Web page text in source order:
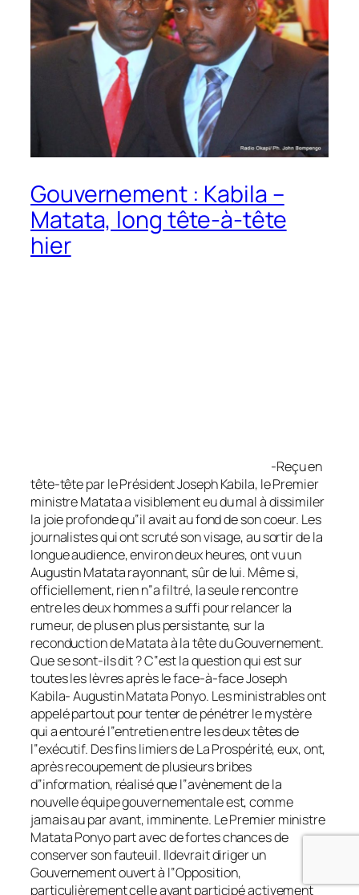
Gouvernement : Kabila –
Matata, long tête-à-tête
hier
reconduction de Matata à la tête du Gouvernement.
Que se sont-ils dit ? C‟est la question qui est sur
toutes les lèvres après le face-à-face Joseph
Kabila- Augustin Matata Ponyo. Les ministrables ont
appelé partout pour tenter de pénétrer le mystère
qui a entouré l‟entretien entre les deux têtes de
l‟exécutif. Des fins limiers de La Prospérité, eux, ont,
après recoupement de plusieurs bribes
d‟information, réalisé que l‟avènement de la
nouvelle équipe gouvernementale est, comme
jamais au par avant, imminente. Le Premier ministre
Matata Ponyo part avec de fortes chances de
conserver son fauteuil. Ildevrait diriger un
Gouvernement ouvert à l‟Opposition,
particulièrement celle ayant participé activement
aux travaux des Concertations nationales. On pense
ici à l‟Opposition dite républicaine chère à Léon
Kengo.On signale aussi la venue des personnalités
politiques en pointe sur le dossier de la révision
constitutionnelle. Le nom de Matata circulait déjà Si
Matata était reconduit, cela ne constituerait en rien
une surprise. Dans la matinée d‟hier, lundi 8
septembre, alors qu‟il inspectait la rentrée scolaire
dans certaines écoles de la capitale, Augustin